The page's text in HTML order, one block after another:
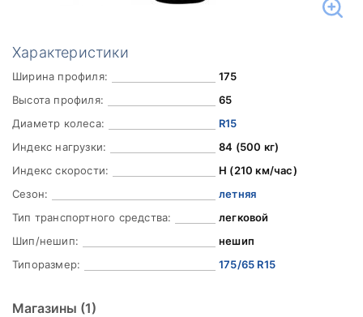
Характеристики
Ширина профиля:
175
Высота профиля:
65
Диаметр колеса:
R15
Индекс нагрузки:
84 (500 кг)
Индекс скорости:
H (210 км/час)
Сезон:
летняя
Тип транспортного средства:
легковой
Шип/нешип:
нешип
Типоразмер:
175/65 R15
Магазины (1)